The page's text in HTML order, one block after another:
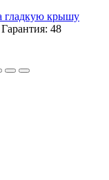
гладкую крышу
Гарантия: 48